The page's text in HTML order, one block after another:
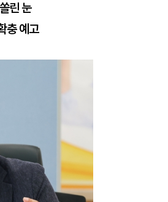
린 눈
충 예고